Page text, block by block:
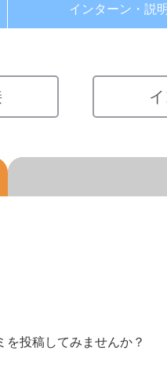
インターン・ 説
投稿してみませんか？